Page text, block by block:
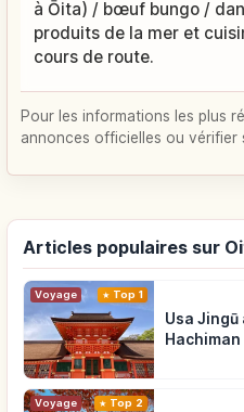
à Ōita) / bœuf bungo /
produits de la mer et
cours de route.
Pour les informations les plus
annonces officielles ou vérifier
Articles populaires sur
Voyage Top 1
Usa Jingū
Voyage Top 2